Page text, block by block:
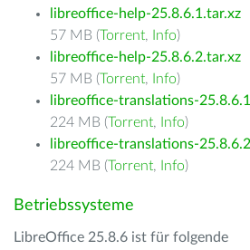
libreoffice-help-25.8.6.1.tar.xz
57 MB (Torrent, Info)
libreoffice-help-25.8.6.2.tar.xz
57 MB (Torrent, Info)
libreoffice-translations-
224 MB (Torrent, Info)
libreoffice-translations-
224 MB (Torrent, Info)
Betriebssysteme
LibreOffice 25.8.6 ist für folgende